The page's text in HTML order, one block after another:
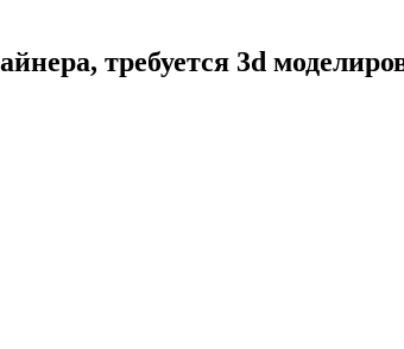
требуется 3d